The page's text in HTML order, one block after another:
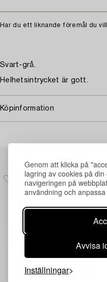
Genom att klicka på
lagring av cookies på
navigeringen på
användning och
Avvisa
Inställningar
Har du ett liknande föremål du
Svart-grå.
Helhetsintrycket är gott.
Köpinformation